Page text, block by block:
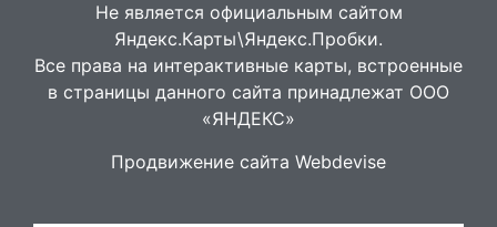
Не является официальным сайтом
Яндекс.Карты\Яндекс.Пробки.
Все права на интерактивные карты, встроенные
в страницы данного сайта принадлежат ООО
«ЯНДЕКС»
Продвижение сайта Webdevise